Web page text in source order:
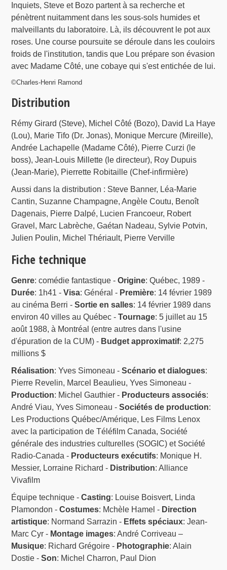
Inquiets, Steve et Bozo partent à sa recherche et
pénètrent nuitamment dans les sous-sols humides et
malveillants du laboratoire. Là, ils découvrent le pot aux
roses. Une course poursuite se déroule dans les couloirs
froids de l'institution, tandis que Lou prépare son évasion
avec Madame Côté, une cobaye qui s'est entichée de lui.
©Charles-Henri Ramond
Distribution
Rémy Girard (Steve), Michel Côté (Bozo), David La Haye
(Lou), Marie Tifo (Dr. Jonas), Monique Mercure (Mireille),
Andrée Lachapelle (Madame Côté), Pierre Curzi (le
boss), Jean-Louis Millette (le directeur), Roy Dupuis
(Jean-Marie), Pierrette Robitaille (Chef-infirmière)
Aussi dans la distribution : Steve Banner, Léa-Marie
Cantin, Suzanne Champagne, Angèle Coutu, Benoît
Dagenais, Pierre Dalpé, Lucien Francoeur, Robert
Gravel, Marc Labrèche, Gaétan Nadeau, Sylvie Potvin,
Julien Poulin, Michel Thériault, Pierre Verville
Fiche technique
Genre: comédie fantastique -Origine: Québec, 1989 -
Durée: 1h41 -Visa: Général - Première: 14 février 1989
au cinéma Berri -Sortie en salles: 14 février 1989 dans
environ 40 villes au Québec -Tournage: 5 juillet au 15
août 1988, à Montréal (entre autres dans l'usine
d'épuration de la CUM) - Budget approximatif: 2,275
millions $
Réalisation: Yves Simoneau -Scénario et dialogues:
Pierre Revelin, Marcel Beaulieu, Yves Simoneau -
Production: Michel Gauthier - Producteurs associés:
André Viau, Yves Simoneau -Sociétés de production:
Les Productions Québec/Amérique, Les Films Lenox
avec la participation de Téléfilm Canada, Société
générale des industries culturelles (SOGIC) et Société
Radio-Canada - Producteurs exécutifs: Monique H.
Messier, Lorraine Richard - Distribution: Alliance
Vivafilm
Équipe technique -Casting: Louise Boisvert, Linda
Plamondon -Costumes: Mchèle Hamel - Direction
artistique: Normand Sarrazin - Effets spéciaux: Jean-
Marc Cyr - Montage images: André Corriveau –
Musique: Richard Grégoire - Photographie: Alain
Dostie -Son: Michel Charron, Paul Dion